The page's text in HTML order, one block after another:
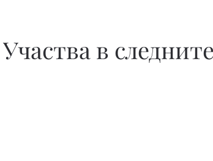
Участва в